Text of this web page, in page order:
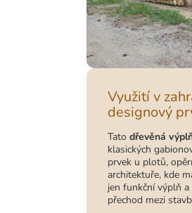
Využití v
designový
Tato dřevěná
klasických
prvek u plotů,
architektuře, kde
jen funkční výplň
přechod mezi